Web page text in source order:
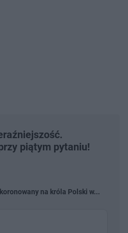
piątym pytaniu!
na króla Polski w...